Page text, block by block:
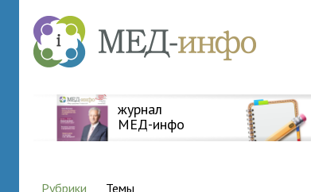
журнал
МЕД-инфо
Рубрики Темы